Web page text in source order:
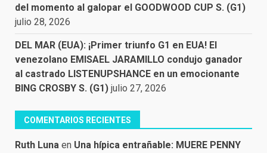
del momento al galopar el GOODWOOD CUP S. (G1)
julio 28, 2026
DEL MAR (EUA): ¡Primer triunfo G1 en EUA! El
venezolano EMISAEL JARAMILLO condujo ganador
al castrado LISTENUPSHANCE en un emocionante
BING CROSBY S. (G1) julio 27, 2026
COMENTARIOS RECIENTES
Ruth Luna en Una hípica entrañable: MUERE PENNY